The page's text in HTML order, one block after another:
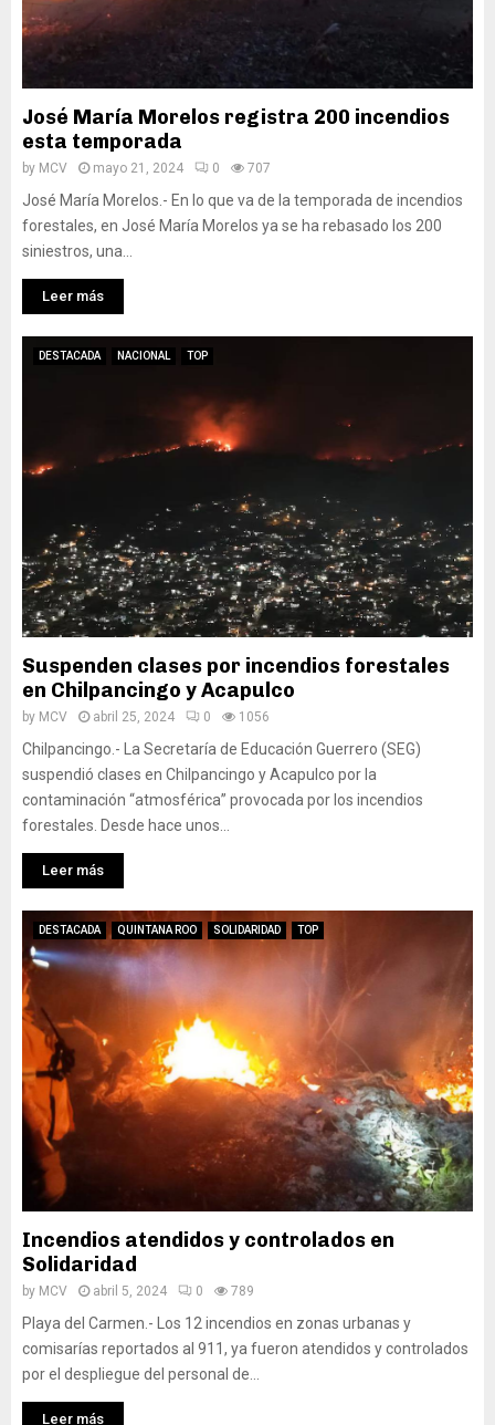
José María Morelos registra 200 incendios
esta temporada
by MCV mayo 21, 2024 0 707
José María Morelos.- En lo que va de la temporada de incendios
forestales, en José María Morelos ya se ha rebasado los 200
siniestros, una...
Leer más
DESTACADA NACIONAL TOP
Suspenden clases por incendios forestales
en Chilpancingo y Acapulco
by MCV abril 25, 2024 0 1056
Chilpancingo.- La Secretaría de Educación Guerrero (SEG)
suspendió clases en Chilpancingo y Acapulco por la
contaminación “atmosférica” provocada por los incendios
forestales. Desde hace unos...
Leer más
DESTACADA QUINTANA ROO SOLIDARIDAD TOP
Incendios atendidos y controlados en
Solidaridad
by MCV abril 5, 2024 0 789
Playa del Carmen.- Los 12 incendios en zonas urbanas y
comisarías reportados al 911, ya fueron atendidos y controlados
por el despliegue del personal de...
Leer más